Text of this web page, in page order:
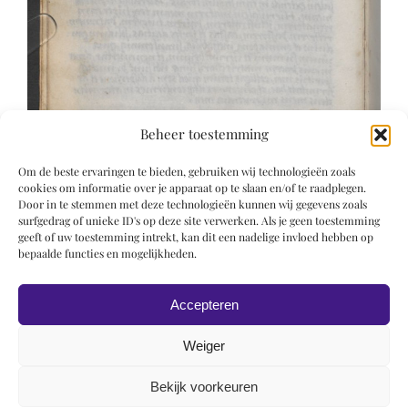
Beheer toestemming
Om de beste ervaringen te bieden, gebruiken wij technologieën zoals
cookies om informatie over je apparaat op te slaan en/of te raadplegen.
Door in te stemmen met deze technologieën kunnen wij gegevens zoals
surfgedrag of unieke ID's op deze site verwerken. Als je geen toestemming
geeft of uw toestemming intrekt, kan dit een nadelige invloed hebben op
bepaalde functies en mogelijkheden.
Accepteren
Weiger
Bekijk voorkeuren